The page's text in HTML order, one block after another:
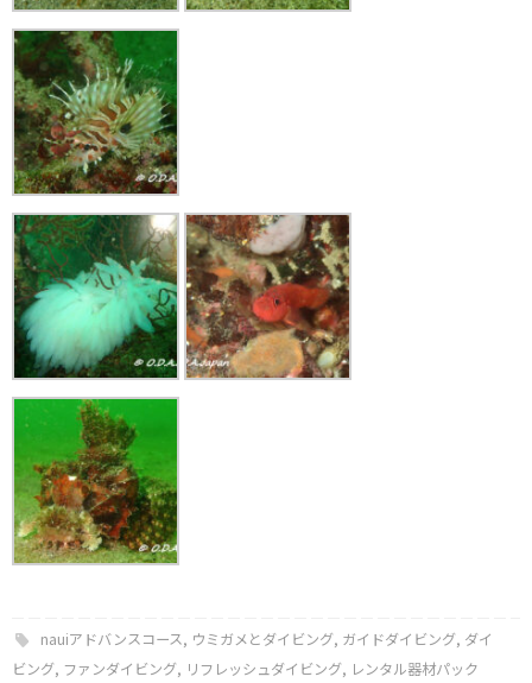
nauiアドバンスコース, ウミガメとダイビング, ガイドダイビング, ダイ
ビング, ファンダイビング, リフレッシュダイビング, レンタル器材パック